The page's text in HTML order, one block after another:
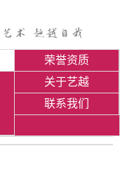
荣誉资质
关于艺越
联系我们